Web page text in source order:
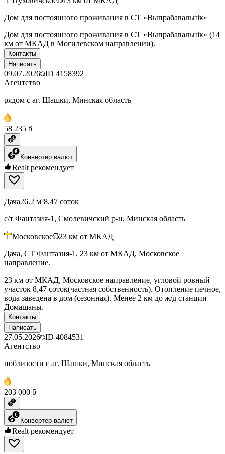
Дом для постоянного проживания в СТ «Выпрабавальнiк»
Дом для постоянного проживания в СТ «Выпрабавальнiк» (14
км от МКАД в Могилевском направлении).
Контакты
Написать
09.07.2026 ID 4158392
Агентство
рядом с аг. Шашки, Минская область
58 235 ƃ
Конвертер валют
Realt рекомендует
Дача26.2 м²8.47 соток
с/т Фантазия-1, Смолевичский р-н, Минская область
Московское 23 км от МКАД
Дача, СТ Фантазия-1, 23 км от МКАД, Московское
направление.
23 км от МКАД, Московское направление, угловой ровный
участок 8,47 соток(частная собственность). Отопление печное,
вода заведена в дом (сезонная). Менее 2 км до ж/д станции
Домашаны.
Контакты
Написать
27.05.2026 ID 4084531
Агентство
поблизости с аг. Шашки, Минская область
203 000 ƃ
Конвертер валют
Realt рекомендует